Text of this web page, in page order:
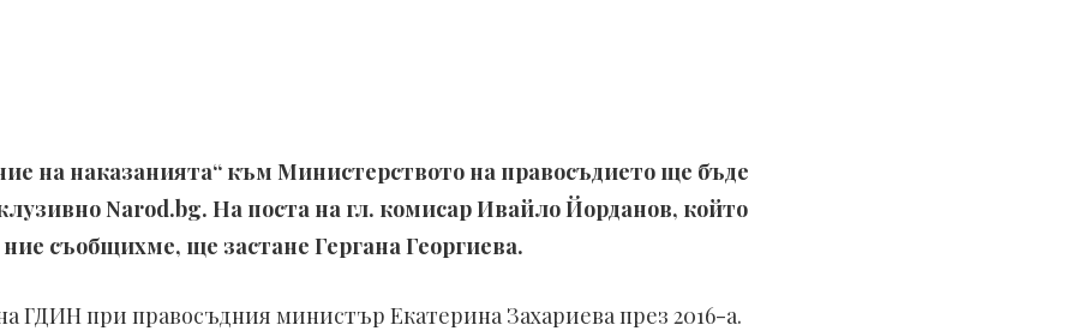
на наказанията“ към Министерството на правосъдието ще бъде
Narod.bg. На поста на гл. комисар Ивайло Йорданов, който
съобщихме, ще застане Гергана Георгиева.
ГДИН при правосъдния министър Екатерина Захариева през 2016-а.